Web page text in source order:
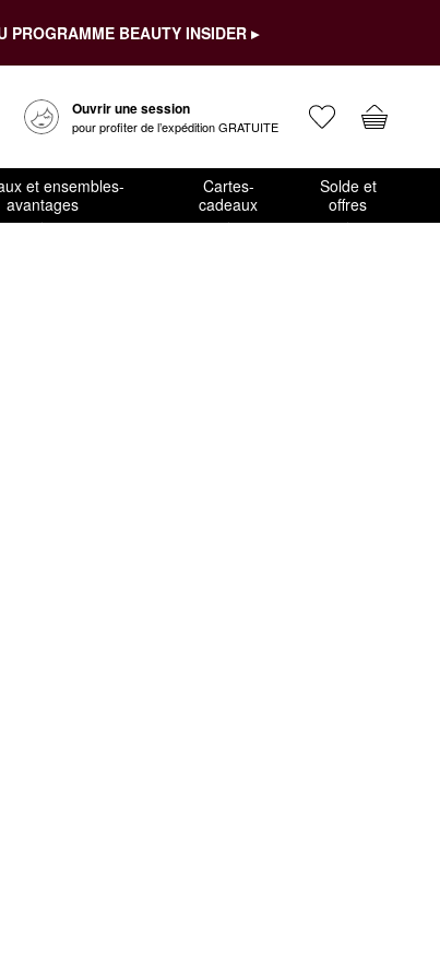
PROGRAMME BEAUTY INSIDER ▸
Ouvrir une session
pour profiter de l’expédition GRATUITE
et ensembles-
avantages
Cartes-
cadeaux
Solde et
offres